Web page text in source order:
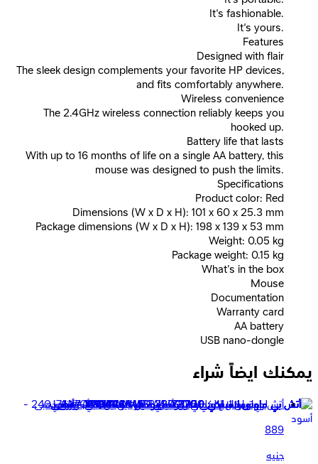
It’s fashionable.
It’s yours.
Features
Designed with flair
The sleek design complements your favorite HP devices,
and fits comfortably anywhere.
Wireless convenience
The 2.4GHz wireless connection reliably keeps you
hooked up.
Battery life that lasts
With up to 16 months of life on a single AA battery, this
mouse was designed to push the limits.
Specifications
Product color: Red
Dimensions (W x D x H): 101 x 60 x 25.3 mm
Package dimensions (W x D x H): 198 x 139 x 53 mm
Weight: 0.05 kg
Package weight: 0.15 kg
What's in the box
Mouse
Documentation
Warranty card
AA battery
USB nano-dongle
يمكنك ايضاً شراء
أتش بي ماوس لاسلكي Z3700 - موديل X7Q43AA - ذهبى
889
جنيه